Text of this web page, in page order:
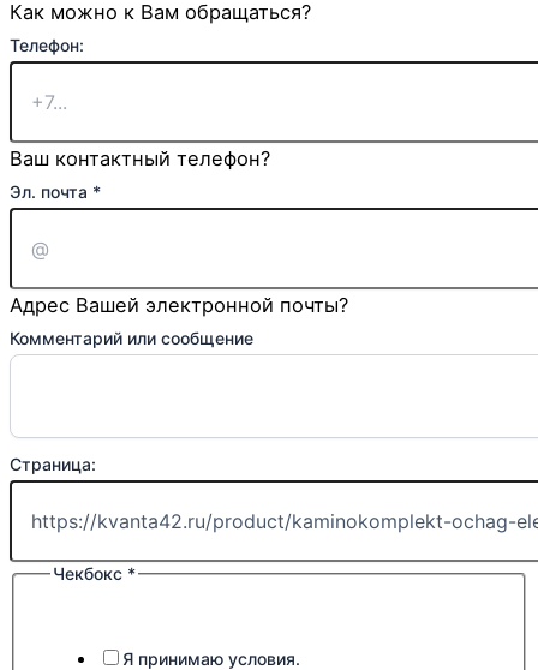
Как можно к Вам обращаться?
Телефон:
Ваш контактный телефон?
Эл. почта *
Адрес Вашей электронной почты?
Комментарий или сообщение
Страница:
или
Чекбокс *
Я принимаю условия.